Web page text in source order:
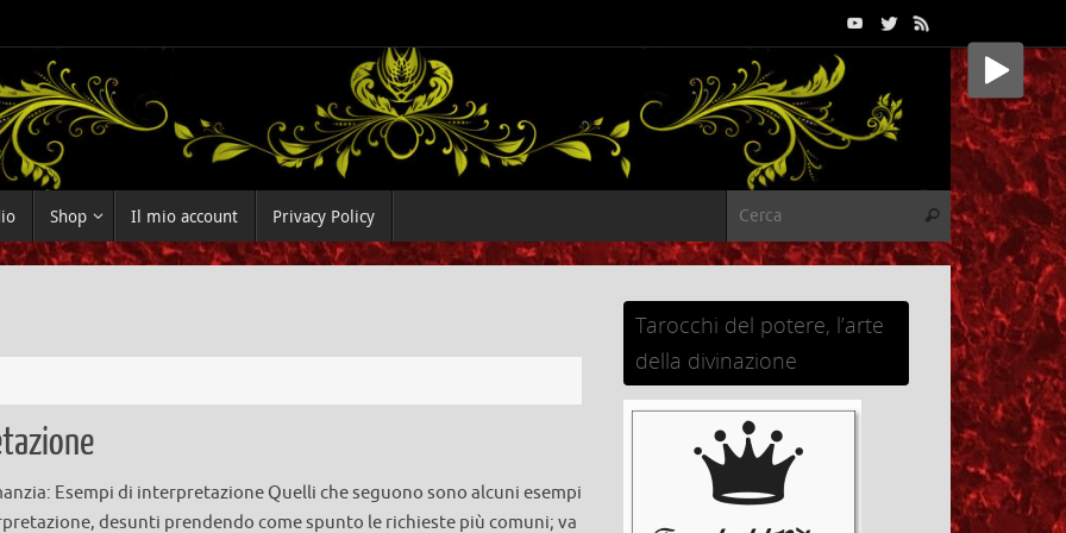
Shop Il mio account Privacy Policy
Cerca:
Cerca
Esempi di interpretazione Quelli che seguono sono alcuni esempi
desunti prendendo come spunto le richieste più comuni; va
Tarocchi del potere, l’arte
della divinazione